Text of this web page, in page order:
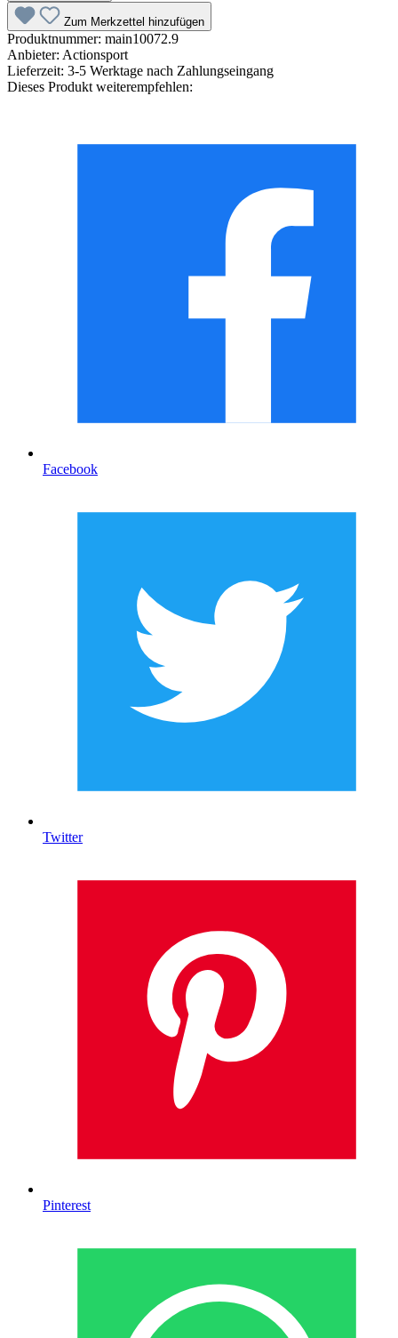
Zum Merkzettel hinzufügen
Produktnummer: main10072.9
Anbieter: Actionsport
Lieferzeit: 3-5 Werktage nach Zahlungseingang
Dieses Produkt weiterempfehlen:
Facebook
Twitter
Pinterest